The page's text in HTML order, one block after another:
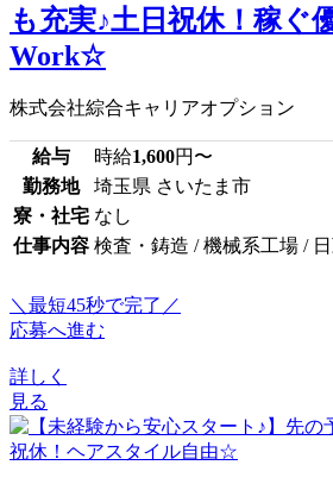
も充実♪土日祝休！稼ぐ
Work☆
株式会社綜合キャリアオプション
給与 時給1,600円〜
勤務地
埼玉県 さいたま市
寮・社宅 なし
仕事内容 検査・鋳造 / 機械系工場 /
＼最短45秒で完了／
応募へ進む
詳しく
見る